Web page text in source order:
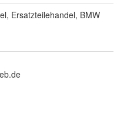
Ersatzteilehandel, BMW